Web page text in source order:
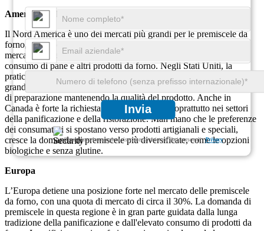
Invia
Garantiamo la completa riservatezza dei tuoi dati personali.Privacy
America del Nord
Il Nord America è uno dei mercati più grandi per le premiscele da
forno, rappresentando circa il 40% della domanda globale. Il
mercato in questa regione è trainato principalmente dall’elevato
consumo di pane e altri prodotti da forno. Negli Stati Uniti, la
praticità è un fattore significativo, con i panifici sia di piccole che di
grandi dimensioni che si affidano alle premiscele per ridurre i tempi
di preparazione mantenendo la qualità del prodotto. Anche in
Canada è forte la richiesta di miscele pronte, soprattutto nei settori
della panificazione e della ristorazione. Man mano che le preferenze
dei consumatori si spostano verso prodotti artigianali e speciali,
cresce la domanda di premiscele più diversificate, come le opzioni
biologiche e senza glutine.
Europa
L’Europa detiene una posizione forte nel mercato delle premiscele
da forno, con una quota di mercato di circa il 30%. La domanda di
premiscele in questa regione è in gran parte guidata dalla lunga
tradizione della panificazione e dall'elevato consumo di prodotti da